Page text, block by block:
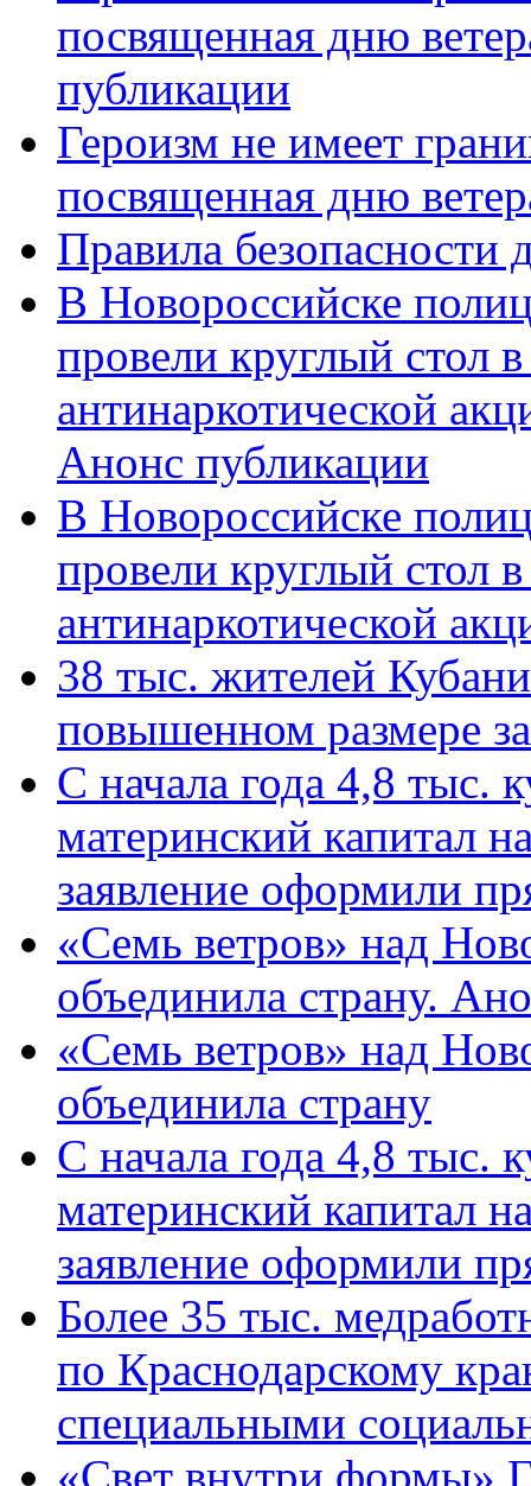
посвященная дню
публикации
Героизм не имеет
посвященная дню
Правила безопасности
В Новороссийске
провели круглый стол
антинаркотической
Анонс публикации
В Новороссийске
провели круглый стол
антинаркотической
38 тыс. жителей
повышенном размере
С начала года 4,8 тыс.
материнский капитал
заявление оформили
«Семь ветров» над
объединила страну.
«Семь ветров» над
объединила страну
С начала года 4,8 тыс.
материнский капитал
заявление оформили
Более 35 тыс.
по Краснодарскому
специальными